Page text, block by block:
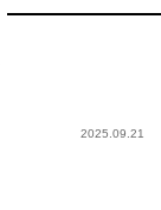
2025.09.21